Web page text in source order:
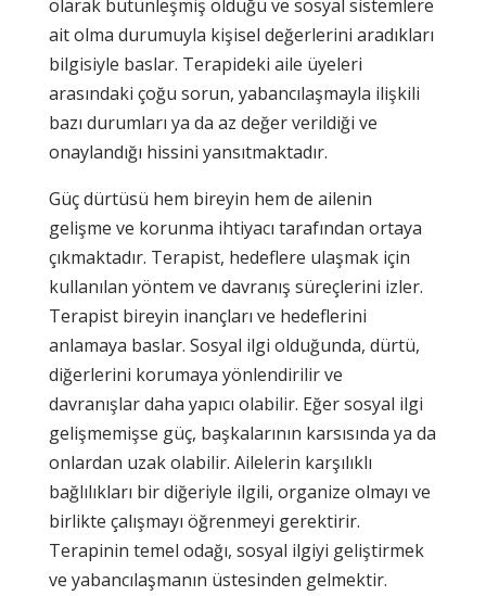
olarak bütünleşmiş olduğu ve sosyal sistemlere
ait olma durumuyla kişisel değerlerini aradıkları
bilgisiyle baslar. Terapideki aile üyeleri
arasındaki çoğu sorun, yabancılaşmayla ilişkili
bazı durumları ya da az değer verildiği ve
onaylandığı hissini yansıtmaktadır.
Güç dürtüsü hem bireyin hem de ailenin
gelişme ve korunma ihtiyacı tarafından ortaya
çıkmaktadır. Terapist, hedeflere ulaşmak için
kullanılan yöntem ve davranış süreçlerini izler.
Terapist bireyin inançları ve hedeflerini
anlamaya baslar. Sosyal ilgi olduğunda, dürtü,
diğerlerini korumaya yönlendirilir ve
davranışlar daha yapıcı olabilir. Eğer sosyal ilgi
gelişmemişse güç, başkalarının karsısında ya da
onlardan uzak olabilir. Ailelerin karşılıklı
bağlılıkları bir diğeriyle ilgili, organize olmayı ve
birlikte çalışmayı öğrenmeyi gerektirir.
Terapinin temel odağı, sosyal ilgiyi geliştirmek
ve yabancılaşmanın üstesinden gelmektir.